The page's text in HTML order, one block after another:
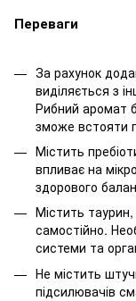
Переваги
За рахунок
виділяється з
Рибний аромат
зможе встояти
Містить
впливає на
здорового
Містить
самостійно.
системи та
Не містить
підсилювачів